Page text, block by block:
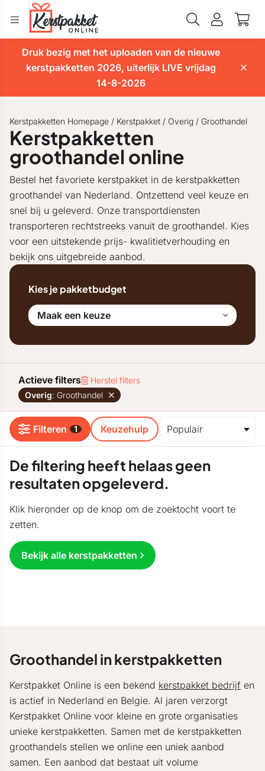
Druk bezig met het uploaden van de nieuwe
kerstpakketten 2026, uiterlijk LIVE vrijdag
14-8-2026
Kerstpakketten Homepage / Kerstpakket / Overig / Groothandel
Kerstpakketten
groothandel online
Bestel het favoriete kerstpakket in de kerstpakketten
groothandel van Nederland. Ontzettend veel keuze en
snel bij u geleverd. Onze transportdiensten
transporteren rechtstreeks vanuit de groothandel. Kies
voor een uitstekende prijs- kwalitietverhouding en
bekijk ons uitgebreide aanbod.
Kies je pakketbudget
Maak een keuze
Actieve filters
Herstel filters
Overig: Groothandel
Filteren 1 Keuzehulp
De filtering heeft helaas geen
resultaten opgeleverd.
Klik hieronder op de knop om de zoektocht voort te
zetten.
Bekijk alle kerstpakketten
Groothandel in kerstpakketten
Kerstpakket Online is een bekend kerstpakket bedrijf en
is actief in Nederland en Belgie. Al jaren verzorgt
Kerstpakket Online voor kleine en grote organisaties
unieke kerstpakketten. Samen met de kerstpakketten
groothandels stellen we online een uniek aanbod
samen. Een aanbod dat bestaat uit volume